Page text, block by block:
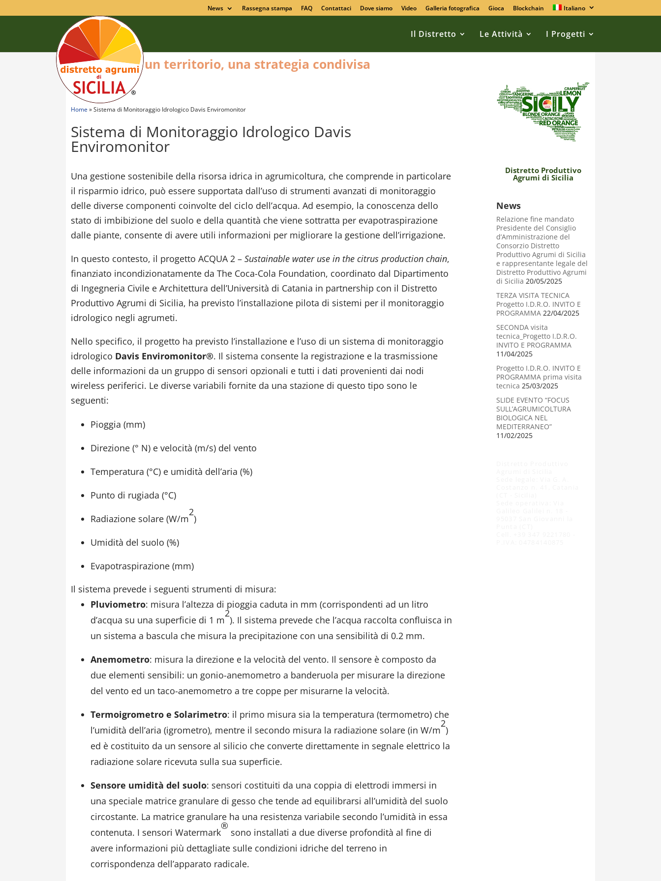
News Rassegna stampa FAQ Contattaci Dove siamo Video Galleria fotografica Gioca Blockchain Italiano
Il Distretto Le Attività I Progetti
Home »Sistema di Monitoraggio Idrologico Davis Enviromonitor
Sistema di Monitoraggio Idrologico Davis
Enviromonitor
Una gestione sostenibile della risorsa idrica in agrumicoltura, che comprende in particolare
il risparmio idrico, può essere supportata dall’uso di strumenti avanzati di monitoraggio
delle diverse componenti coinvolte del ciclo dell’acqua. Ad esempio, la conoscenza dello
stato di imbibizione del suolo e della quantità che viene sottratta per evapotraspirazione
dalle piante, consente di avere utili informazioni per migliorare la gestione dell’irrigazione.
In questo contesto, il progetto ACQUA 2 –Sustainable water use in the citrus production chain,
finanziato incondizionatamente da The Coca-Cola Foundation, coordinato dal Dipartimento
di Ingegneria Civile e Architettura dell’Università di Catania in partnership con il Distretto
Produttivo Agrumi di Sicilia, ha previsto l’installazione pilota di sistemi per il monitoraggio
idrologico negli agrumeti.
Nello specifico, il progetto ha previsto l’installazione e l’uso di un sistema di monitoraggio
idrologico Davis Enviromonitor®. Il sistema consente la registrazione e la trasmissione
delle informazioni da un gruppo di sensori opzionali e tutti i dati provenienti dai nodi
wireless periferici. Le diverse variabili fornite da una stazione di questo tipo sono le
seguenti:
Pioggia (mm)
Direzione (° N) e velocità (m/s) del vento
Temperatura (°C) e umidità dell’aria (%)
Punto di rugiada (°C)
Radiazione solare (W/m
2
)
Umidità del suolo (%)
Evapotraspirazione (mm)
Il sistema prevede i seguenti strumenti di misura:
Pluviometro: misura l’altezza di pioggia caduta in mm (corrispondenti ad un litro
d’acqua su una superficie di 1 m
2
). Il sistema prevede che l’acqua raccolta confluisca in
un sistema a bascula che misura la precipitazione con una sensibilità di 0.2 mm.
Anemometro: misura la direzione e la velocità del vento. Il sensore è composto da
due elementi sensibili: un gonio-anemometro a banderuola per misurare la direzione
del vento ed un taco-anemometro a tre coppe per misurarne la velocità.
Termoigrometro e Solarimetro: il primo misura sia la temperatura (termometro) che
l’umidità dell’aria (igrometro), mentre il secondo misura la radiazione solare (in W/m
2
)
ed è costituito da un sensore al silicio che converte direttamente in segnale elettrico la
radiazione solare ricevuta sulla sua superficie.
Sensore umidità del suolo: sensori costituiti da una coppia di elettrodi immersi in
una speciale matrice granulare di gesso che tende ad equilibrarsi all’umidità del suolo
circostante. La matrice granulare ha una resistenza variabile secondo l’umidità in essa
contenuta. I sensori Watermark
®
sono installati a due diverse profondità al fine di
avere informazioni più dettagliate sulle condizioni idriche del terreno in
corrispondenza dell’apparato radicale.
Distretto Produttivo
Agrumi di Sicilia
un territorio, una strategia condivisa
News
Relazione fine mandato
Presidente del Consiglio
d’Amministrazione del
Consorzio Distretto
Produttivo Agrumi di Sicilia
e rappresentante legale del
Distretto Produttivo Agrumi
di Sicilia 20/05/2025
TERZA VISITA TECNICA
Progetto I.D.R.O. INVITO E
PROGRAMMA 22/04/2025
SECONDA visita
tecnica_Progetto I.D.R.O.
INVITO E PROGRAMMA
11/04/2025
Progetto I.D.R.O. INVITO E
PROGRAMMA prima visita
tecnica 25/03/2025
SLIDE EVENTO “FOCUS
SULL’AGRUMICOLTURA
BIOLOGICA NEL
MEDITERRANEO”
11/02/2025